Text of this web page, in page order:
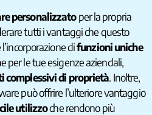
personalizzatoper la propria
tutti i vantaggi che questo
difunzioni uniche
per le tue esigenze aziendali,
complessivi di proprietà. Inoltre,
può offrire l’ulteriore vantaggio
utilizzoche rendono più